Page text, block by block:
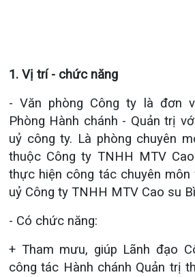
1. Vị trí - chức năng
- Văn phòng Công ty là đơn
Phòng Hành chánh - Quản trị
uỷ công ty. Là phòng chuyên
thuộc Công ty TNHH MTV
thực hiện công tác chuyên
uỷ Công ty TNHH MTV Cao su
- Có chức năng:
+ Tham mưu, giúp Lãnh đạo
công tác Hành chánh Quản trị